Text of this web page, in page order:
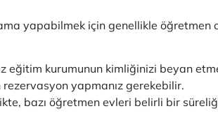
yapabilmek için genellikle
eğitim kurumunun kimliğinizi beyan
yapmanız gerekebilir.
bazı öğretmen evleri belirli bir